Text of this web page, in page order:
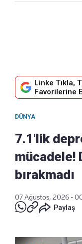
Linke Tıkla,
Favorilerine
DÜNYA
7.1'lik
mücadele!
bırakmadı
07 Ağustos, 2026 -
Paylaş